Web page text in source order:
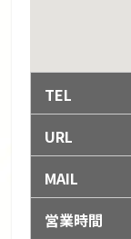
TEL
URL
MAIL
営業時間